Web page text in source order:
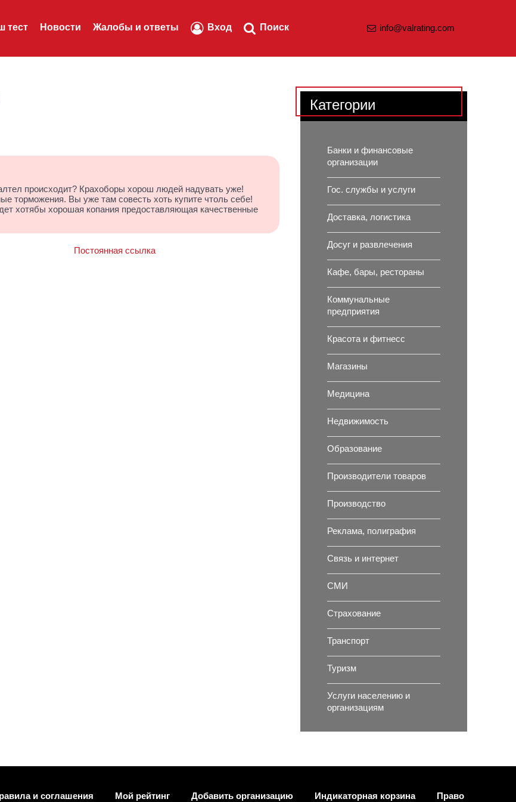
тест Новости Жалобы и ответы Вход Поиск info@valrating.com
происходит? Крахоборы хорош людей надувать уже!
торможения. Вы уже там совесть хоть купите чтоль себе!
хотябы хорошая копания предоставляющая качественные
Постоянная ссылка
Категории
Банки и финансовые
организации
Гос. службы и услуги
Доставка, логистика
Досуг и развлечения
Кафе, бары, рестораны
Коммунальные
предприятия
Красота и фитнесс
Магазины
Медицина
Недвижимость
Образование
Производители товаров
Производство
Реклама, полиграфия
Связь и интернет
СМИ
Страхование
Транспорт
Туризм
Услуги населению и
организациям
и соглашения Мой рейтинг Добавить организацию Индикаторная корзина Право